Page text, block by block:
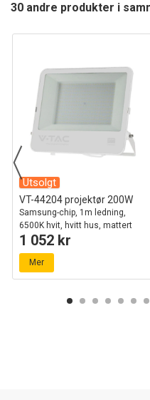
30 andre produkter i
Utsolgt
VT-44204 projektør 200W
Samsung-chip, 1m ledning,
6500K hvit, hvitt hus, mattert
glass, IP65
1 052 kr
Mer